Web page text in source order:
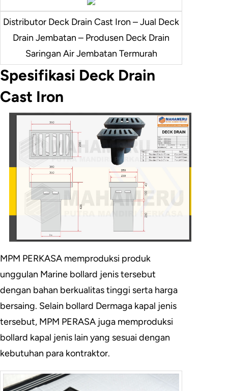
Distributor Deck Drain Cast Iron – Jual Deck
Drain Jembatan – Produsen Deck Drain
Saringan Air Jembatan Termurah
Spesifikasi Deck Drain
Cast Iron
MPM PERKASA memproduksi produk
unggulan Marine bollard jenis tersebut
dengan bahan berkualitas tinggi serta harga
bersaing. Selain bollard Dermaga kapal jenis
tersebut, MPM PERASA juga memproduksi
bollard kapal jenis lain yang sesuai dengan
kebutuhan para kontraktor.